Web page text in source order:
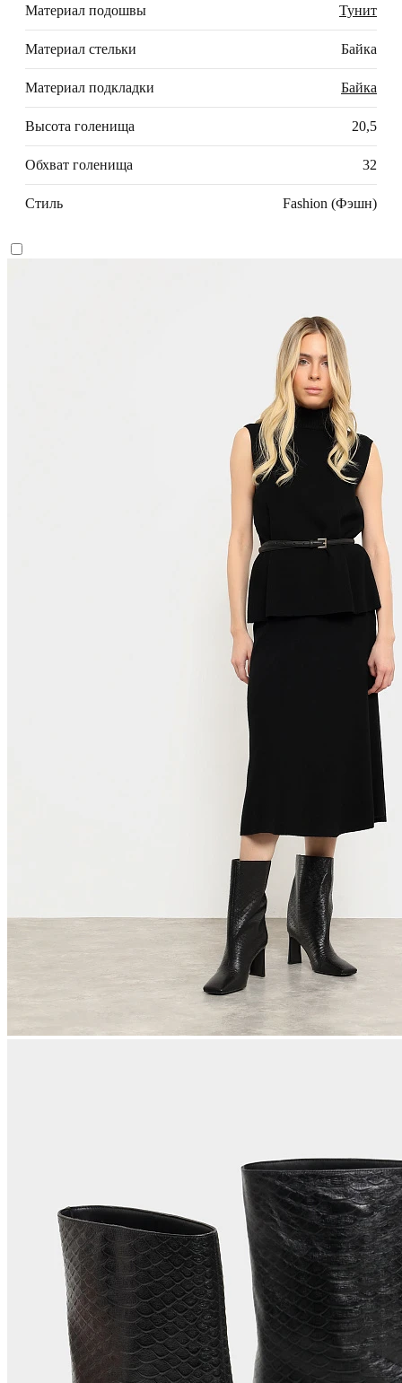
Материал подошвы Тунит
Материал стельки Байка
Материал подкладки Байка
Высота голенища 20,5
Обхват голенища 32
Стиль Fashion (Фэшн)